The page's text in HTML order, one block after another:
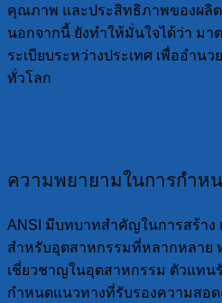
คุณภาพ และประสิทธิภาพของผลิ
นอกจากนี้ ยังทำให้มั่นใจได้ว่า ม
ระเบียบระหว่างประเทศ เพื่ออำน
ทั่วโลก
ความพยายามในการกำห
ANSI มีบทบาทสำคัญในการสร้าง
สำหรับอุตสาหกรรมที่หลากหลาย
เชี่ยวชาญในอุตสาหกรรม ตัวแทน
กำหนดแนวทางที่รับรองความสอ